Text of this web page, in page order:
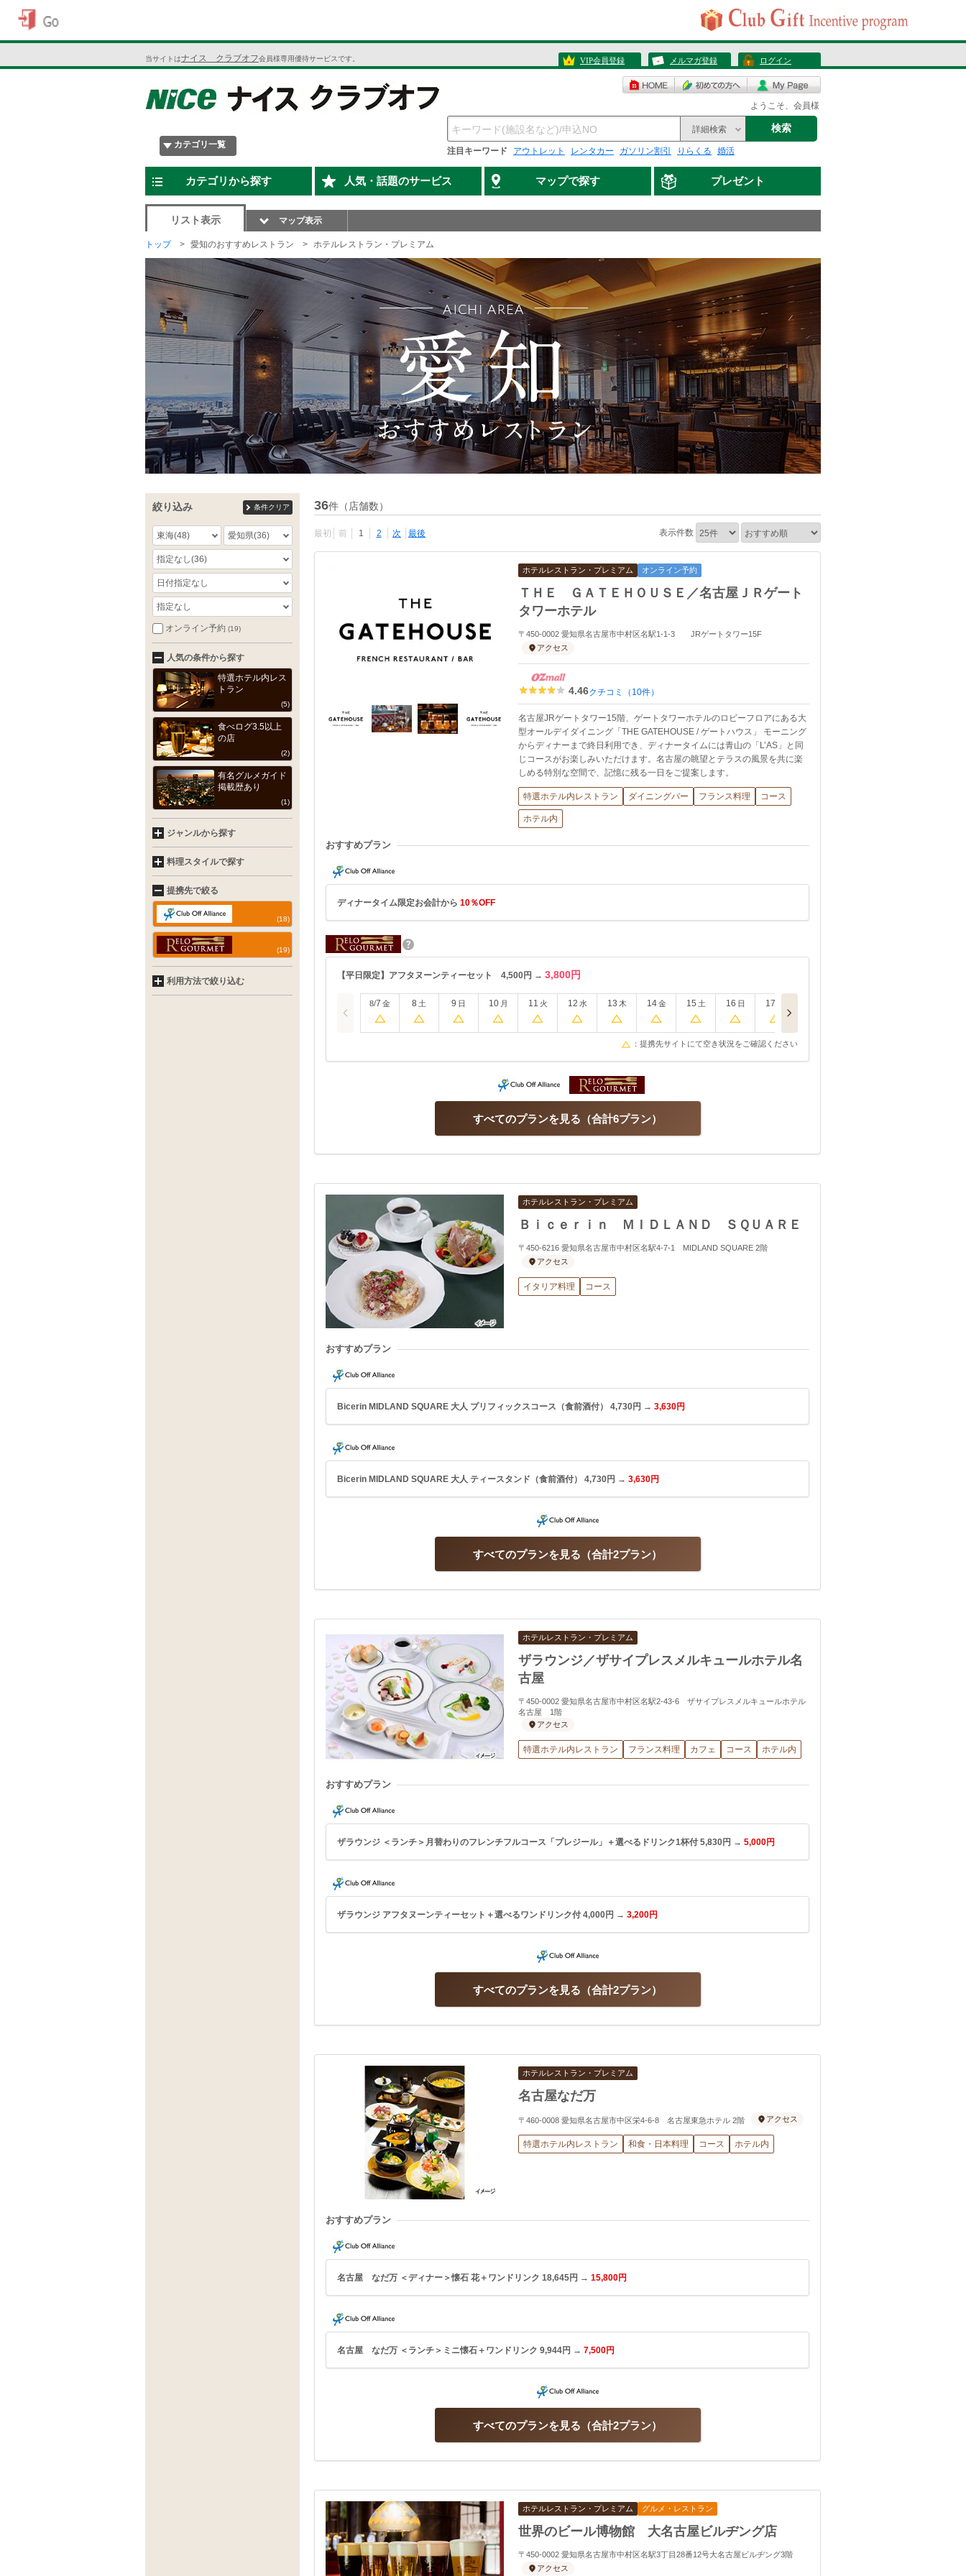
当サイトはナイス クラブオフ会員様専用優待サービスです。 VIP会員登録 メルマガ登録 ログイン
ようこそ、会員様
カテゴリ一覧
詳細検索 検索
注目キーワード アウトレット レンタカー ガソリン割引 りらくる 婚活
カテゴリから探す 人気・話題のサービス マップで探す プレゼント
リスト表示 マップ表示
トップ 愛知のおすすめレストラン ホテルレストラン・プレミアム
36件（店舗数）
最初 前 1 2 次 最後 表示件数
ホテルレストラン・プレミアム オンライン予約
ＴＨＥ ＧＡＴＥＨＯＵＳＥ／名古屋ＪＲゲート
タワーホテル
〒450-0002 愛知県名古屋市中村区名駅1-1-3 JRゲートタワー15F
アクセス
4.46クチコミ（10件）
名古屋JRゲートタワー15階、ゲートタワーホテルのロビーフロアにある大
型オールデイダイニング「THE GATEHOUSE / ゲートハウス」 モーニング
からディナーまで終日利用でき、ディナータイムには青山の「L’AS」と同
じコースがお楽しみいただけます。名古屋の眺望とテラスの風景を共に楽
しめる特別な空間で、記憶に残る一日をご提案します。
特選ホテル内レストラン ダイニングバー フランス料理 コース
ホテル内
おすすめプラン
ディナータイム限定お会計から 10％OFF
【平日限定】アフタヌーンティーセット 4,500円 → 3,800円
8/7 金 8 土 9 日 10 月 11 火 12 水 13 木 14 金 15 土 16 日 17
：提携先サイトにて空き状況をご確認ください
合計6プラン
すべてのプランを見る
ホテルレストラン・プレミアム
Ｂｉｃｅｒｉｎ ＭＩＤＬＡＮＤ ＳＱＵＡＲＥ
〒450-6216 愛知県名古屋市中村区名駅4-7-1 MIDLAND SQUARE 2階
アクセス
イタリア料理 コース
おすすめプラン
Bicerin MIDLAND SQUARE 大人 プリフィックスコース（食前酒付） 4,730円 → 3,630円
Bicerin MIDLAND SQUARE 大人 ティースタンド（食前酒付） 4,730円 → 3,630円
合計2プラン
すべてのプランを見る
ホテルレストラン・プレミアム
ザラウンジ／ザサイプレスメルキュールホテル名
古屋
〒450-0002 愛知県名古屋市中村区名駅2-43-6 ザサイプレスメルキュールホテル
名古屋 1階
アクセス
特選ホテル内レストラン フランス料理 カフェ コース ホテル内
おすすめプラン
ザラウンジ ＜ランチ＞月替わりのフレンチフルコース「プレジール」＋選べるドリンク1杯付 5,830円 → 5,000円
ザラウンジ アフタヌーンティーセット＋選べるワンドリンク付 4,000円 → 3,200円
合計2プラン
すべてのプランを見る
ホテルレストラン・プレミアム
名古屋なだ万
〒460-0008 愛知県名古屋市中区栄4-6-8 名古屋東急ホテル 2階 アクセス
特選ホテル内レストラン 和食・日本料理 コース ホテル内
おすすめプラン
名古屋 なだ万 ＜ディナー＞懐石 花＋ワンドリンク 18,645円 → 15,800円
名古屋 なだ万 ＜ランチ＞ミニ懐石＋ワンドリンク 9,944円 → 7,500円
合計2プラン
すべてのプランを見る
ホテルレストラン・プレミアム グルメ・レストラン
世界のビール博物館 大名古屋ビルヂング店
〒450-0002 愛知県名古屋市中村区名駅3丁目28番12号大名古屋ビルヂング3階
アクセス
絞り込み 条件クリア
東海(48) 愛知県(36)
指定なし(36)
日付指定なし
指定なし
オンライン予約 (19)
人気の条件から探す
特選ホテル内レス
トラン
(5)
食べログ3.5以上
の店
(2)
有名グルメガイド
掲載歴あり
(1)
ジャンルから探す
料理スタイルで探す
提携先で絞る
(18)
(19)
利用方法で絞り込む